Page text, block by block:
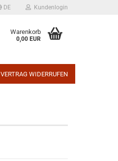
DE Kundenlogin
Warenkorb
0,00 EUR
VERTRAG WIDERRUFEN